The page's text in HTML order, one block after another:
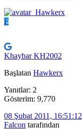
F
Khaybar KH2002
Başlatan Hawkerx
Yanıtlar: 2
Gösterim: 9,770
08 Şubat 2011, 16:51:12
Falcon tarafından